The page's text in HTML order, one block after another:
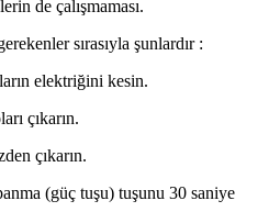
de çalışmaması.
sırasıyla şunlardır :
elektriğini kesin.
çıkarın.
çıkarın.
(güç tuşu) tuşunu 30 saniye